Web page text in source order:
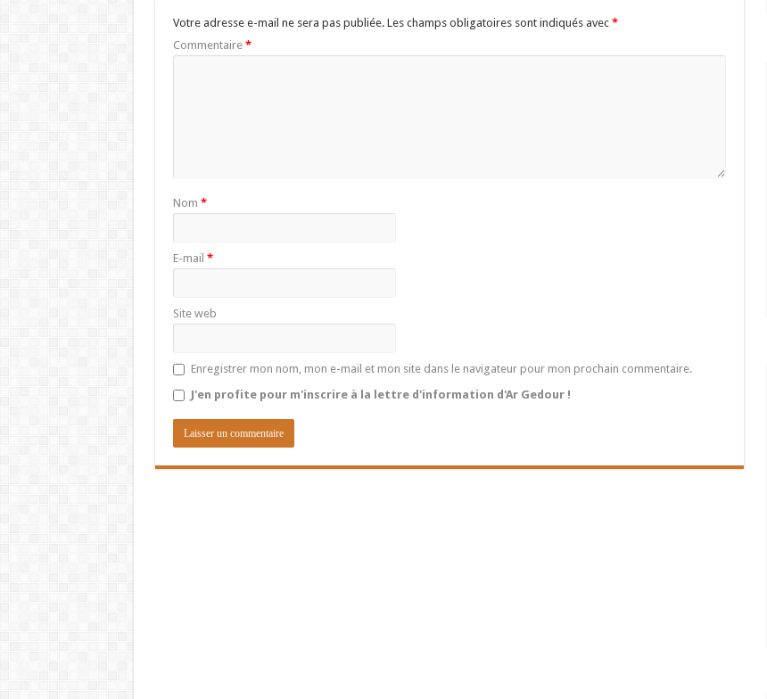
Votre adresse e-mail ne sera pas publiée. Les champs obligatoires sont indiqués avec *
Commentaire *
Nom *
E-mail *
Site web
Enregistrer mon nom, mon e-mail et mon site dans le navigateur pour mon prochain commentaire.
J'en profite pour m'inscrire à la lettre d'information d'Ar Gedour !